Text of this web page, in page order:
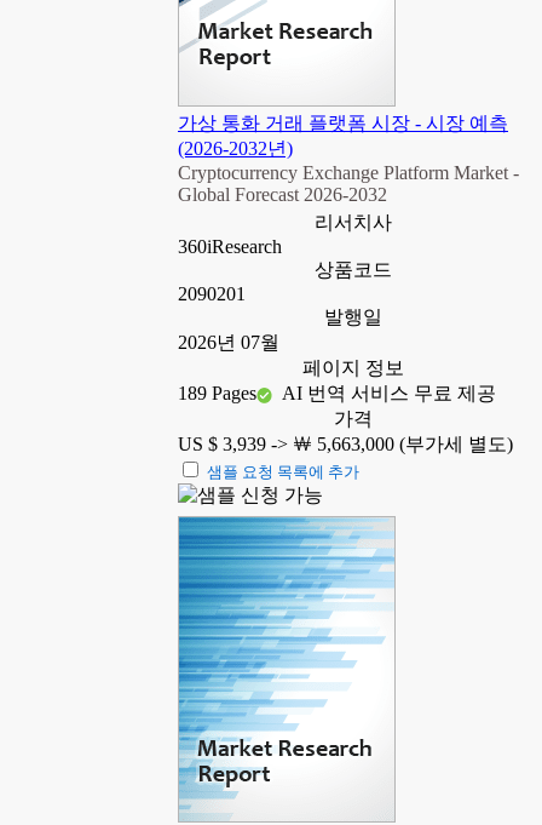
가상 통화 거래 플랫폼 시장 - 시장 예측
(2026-2032년)
Cryptocurrency Exchange Platform Market -
Global Forecast 2026-2032
리서치사
360iResearch
상품코드
2090201
발행일
2026년 07월
페이지 정보
189 Pages
AI 번역 서비스 무료 제공
가격
US $ 3,939 -> ￦ 5,663,000 (부가세 별도)
샘플 요청 목록에 추가